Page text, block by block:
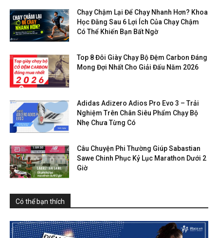
Chạy Chậm Lại Để Chạy Nhanh Hơn? Khoa
Học Đằng Sau 6 Lợi Ích Của Chạy Chậm
Có Thể Khiến Bạn Bất Ngờ
Top 8 Đôi Giày Chạy Bộ Đệm Carbon Đáng
Mong Đợi Nhất Cho Giải Đấu Năm 2026
Adidas Adizero Adios Pro Evo 3 – Trải
Nghiệm Trên Chân Siêu Phẩm Chạy Bộ
Nhẹ Chưa Từng Có
Câu Chuyện Phi Thường Giúp Sabastian
Sawe Chinh Phục Kỷ Lục Marathon Dưới 2
Giờ
Có thể bạn thích